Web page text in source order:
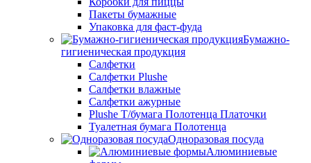
Пакеты бумажные
Упаковка для фаст-фуда
Бумажно-
гигиеническая продукция
Салфетки
Салфетки Plushe
Салфетки влажные
Салфетки ажурные
Plushe Т/бумага Полотенца Платочки
Туалетная бумага Полотенца
Одноразовая посуда
Алюминиевые